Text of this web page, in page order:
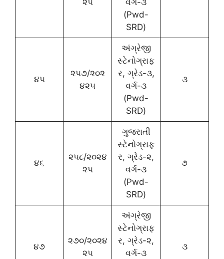
૨૫
વર્ગ-૩
(Pwd-
SRD)
૪૫
૨૫૭/૨૦૨
૪૨૫
અંગ્રેજી
સ્ટેનોગ્રાફ
ર, ગ્રેડ-૩,
વર્ગ-૩
(Pwd-
SRD)
૩
૪૬
૨૫૮/૨૦૨૪
૨૫
ગુજરાતી
સ્ટેનોગ્રાફ
ર, ગ્રેડ-૨,
વર્ગ-૩
(Pwd-
SRD)
૭
૪૭
૨૭૦/૨૦૨૪
૨૫
અંગ્રેજી
સ્ટેનોગ્રાફ
ર, ગ્રેડ-૨,
વર્ગ-૩
૩